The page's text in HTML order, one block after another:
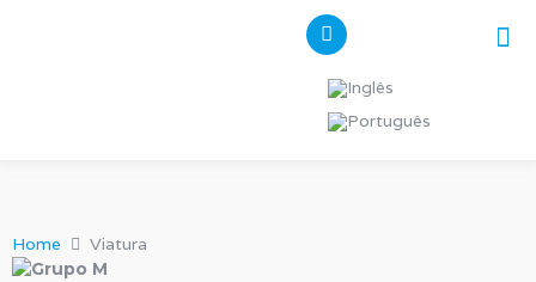
Home Viatura